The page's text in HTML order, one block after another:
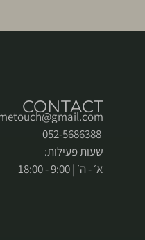
CONTACT
שעות פעילות:
א׳ - ה׳ | 9:00 - 18:00